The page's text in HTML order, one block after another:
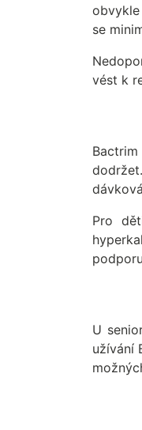
se
vést k
Pro
U
užívání